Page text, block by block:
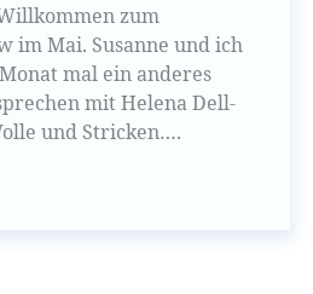
zum
im Mai. Susanne und ich
mal ein anderes
mit Helena Dell-
und Stricken….